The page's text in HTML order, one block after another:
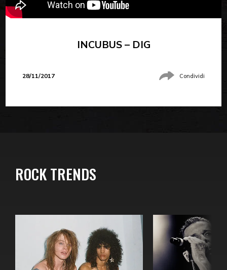
INCUBUS – DIG
28/11/2017 Condividi
ROCK TRENDS